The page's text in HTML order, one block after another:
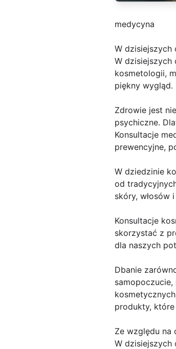
medycyna
W dzisiejszych
W dzisiejszych
kosmetologii,
piękny wygląd.
Zdrowie jest
psychiczne.
Konsultacje
prewencyjne,
W dziedzinie
od
skóry, włosów
Konsultacje
skorzystać z
dla naszych
Dbanie
produkty,
Ze względu na
W dzisiejszych